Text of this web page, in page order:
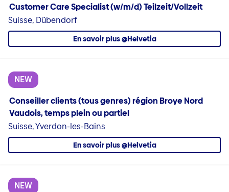
Customer Care Specialist (w/m/d) Teilzeit/Vollzeit
Suisse, Dübendorf
En savoir plus @Helvetia
NEW
Conseiller clients (tous genres) région Broye Nord
Vaudois, temps plein ou partiel
Suisse, Yverdon-les-Bains
En savoir plus @Helvetia
NEW